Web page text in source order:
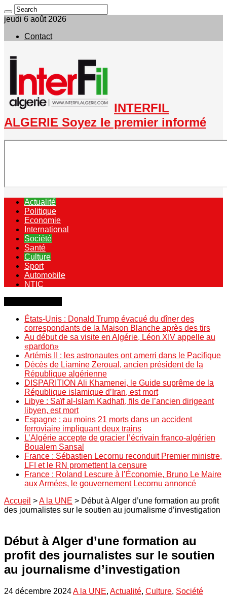
jeudi 6 août 2026
Contact
INTERFIL
ALGERIE Soyez le premier informé
Actualité
Politique
Economie
International
Société
Santé
Culture
Sport
Automobile
NTIC
États-Unis : Donald Trump évacué du dîner des
correspondants de la Maison Blanche après des tirs
Au début de sa visite en Algérie, Léon XIV appelle au
«pardon»
Artémis II : les astronautes ont amerri dans le Pacifique
Décès de Liamine Zeroual, ancien président de la
République algérienne
DISPARITION Ali Khamenei, le Guide suprême de la
République islamique d’Iran, est mort
Libye : Saïf al-Islam Kadhafi, fils de l’ancien dirigeant
libyen, est mort
Espagne : au moins 21 morts dans un accident
ferroviaire impliquant deux trains
L’Algérie accepte de gracier l’écrivain franco-algérien
Boualem Sansal
France : Sébastien Lecornu reconduit Premier ministre,
LFI et le RN promettent la censure
France : Roland Lescure à l’Économie, Bruno Le Maire
aux Armées, le gouvernement Lecornu annoncé
Accueil >A la UNE > Début à Alger d’une formation au profit
des journalistes sur le soutien au journalisme d’investigation
Début à Alger d’une formation au
profit des journalistes sur le soutien
au journalisme d’investigation
24 décembre 2024A la UNE, Actualité, Culture, Société